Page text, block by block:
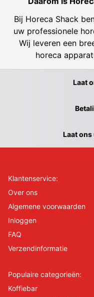
Bij Horeca Shack
uw professionele
Wij leveren een
horeca
Laat
Laat
Klantenservice:
Over ons
Algemene voorwaarden
Inloggen
FAQ
Verzendinformatie
Populaire categorieën:
Koffiebar